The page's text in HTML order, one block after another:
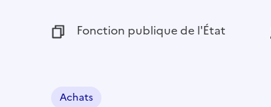
Fonction publique :
Fonction publique de l'État
Achats